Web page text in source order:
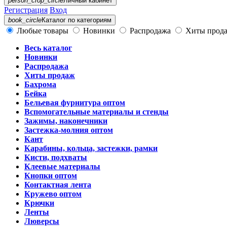
Регистрация Вход
book_circleКаталог по категориям
Любые товары Новинки Распродажа
Хиты
Весь каталог
Новинки
Распродажа
Хиты продаж
Бахрома
Бейка
Бельевая фурнитура оптом
Вспомогательные материалы и стенды
Зажимы, наконечники
Застежка-молния оптом
Кант
Карабины, кольца, застежки, рамки
Кисти, подхваты
Клеевые материалы
Кнопки оптом
Контактная лента
Кружево оптом
Крючки
Ленты
Люверсы